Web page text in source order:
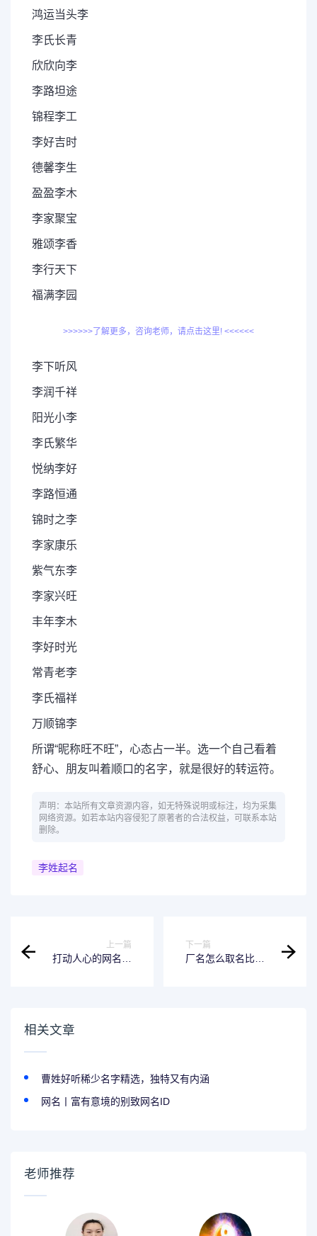
鸿运当头李
李氏长青
欣欣向李
李路坦途
锦程李工
李好吉时
德馨李生
盈盈李木
李家聚宝
雅颂李香
李行天下
福满李园
>>>>>>了解更多，咨询老师，请点击这里! <<<<<<
李下听风
李润千祥
阳光小李
李氏繁华
悦纳李好
李路恒通
锦时之李
李家康乐
紫气东李
李家兴旺
丰年李木
李好时光
常青老李
李氏福祥
万顺锦李
所谓“昵称旺不旺”，心态占一半。选一个自己看着
舒心、朋友叫着顺口的名字，就是很好的转运符。
声明：本站所有文章资源内容，如无特殊说明或标注，均为采集
网络资源。如若本站内容侵犯了原著者的合法权益，可联系本站
删除。
李姓起名
上一篇
打动人心的网名二
下一篇
厂名怎么取名比较
相关文章
曹姓好听稀少名字精选，独特又有内涵
网名丨富有意境的别致网名ID
老师推荐